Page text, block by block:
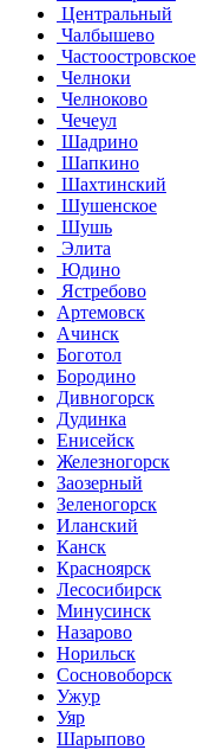
Центральный
Чалбышево
Частоостровское
Челноки
Челноково
Чечеул
Шадрино
Шапкино
Шахтинский
Шушенское
Шушь
Элита
Юдино
Ястребово
Артемовск
Ачинск
Боготол
Бородино
Дивногорск
Дудинка
Енисейск
Железногорск
Заозерный
Зеленогорск
Иланский
Канск
Красноярск
Лесосибирск
Минусинск
Назарово
Норильск
Сосновоборск
Ужур
Уяр
Шарыпово